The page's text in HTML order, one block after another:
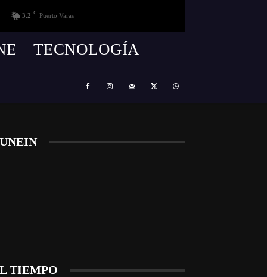
3.2 C Puerto Varas
TECNOLOGÍA
TIEMPO